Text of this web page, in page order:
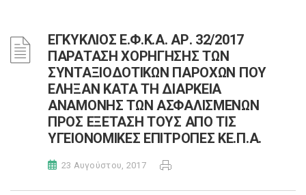
ΕΓΚΥΚΛΙΟΣ Ε.Φ.Κ.Α. ΑΡ. 32/2017
ΠΑΡΑΤΑΣΗ ΧΟΡΗΓΗΣΗΣ ΤΩΝ
ΣΥΝΤΑΞΙΟΔΟΤΙΚΩΝ ΠΑΡΟΧΩΝ ΠΟΥ
ΕΛΗΞΑΝ ΚΑΤΑ ΤΗ ΔΙΑΡΚΕΙΑ
ΑΝΑΜΟΝΗΣ ΤΩΝ ΑΣΦΑΛΙΣΜΕΝΩΝ
ΠΡΟΣ ΕΞΕΤΑΣΗ ΤΟΥΣ ΑΠΟ ΤΙΣ
ΥΓΕΙΟΝΟΜΙΚΕΣ ΕΠΙΤΡΟΠΕΣ ΚΕ.Π.Α.
23 Αυγούστου, 2017